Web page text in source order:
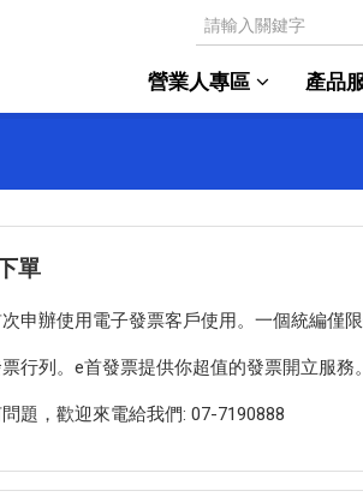
營業人專區 產品
單
申辦使用電子發票客戶使用。一個統編僅限
行列。e首發票提供你超值的發票開立服務。
題，歡迎來電給我們: 07-7190888